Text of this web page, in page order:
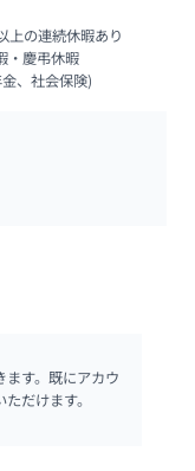
上の連続休暇あり
・慶弔休暇
年金、社会保険)
す。既にアカウ
だけます。